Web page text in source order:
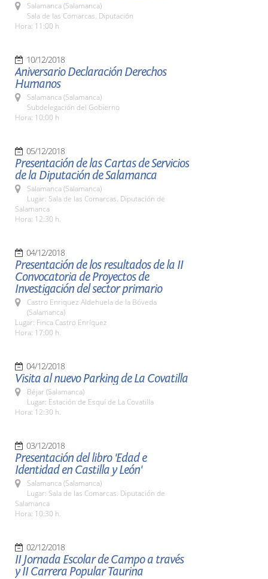
Salamanca (Salamanca)
Sala de las Comarcas. Diputación
Hora: 11:00 h
10/12/2018
Aniversario Declaración Derechos
Humanos
Salamanca (Salamanca)
Subdelegación del Gobierno
Hora: 10:00 h
05/12/2018
Presentación de las Cartas de Servicios
de la Diputación de Salamanca
Salamanca (Salamanca)
Lugar: Sala de las Comarcas. Diputación de
Salamanca
Hora: 12:30 h.
04/12/2018
Presentación de los resultados de la II
Convocatoria de Proyectos de
Investigación del sector primario
Castro Enriquez Aldehuela de la Bóveda
(Salamanca)
Lugar: Finca Castro Enríquez
Hora: 17:00 h.
04/12/2018
Visita al nuevo Parking de La Covatilla
Béjar (Salamanca)
Lugar: Estación de Esquí de La Covatilla
Hora: 12:30 h.
03/12/2018
Presentación del libro 'Edad e
Identidad en Castilla y León'
Salamanca (Salamanca)
Lugar: Sala de las Comarcas. Diputación de
Salamanca
Hora: 10:30 h.
02/12/2018
II Jornada Escolar de Campo a través
y II Carrera Popular Taurina